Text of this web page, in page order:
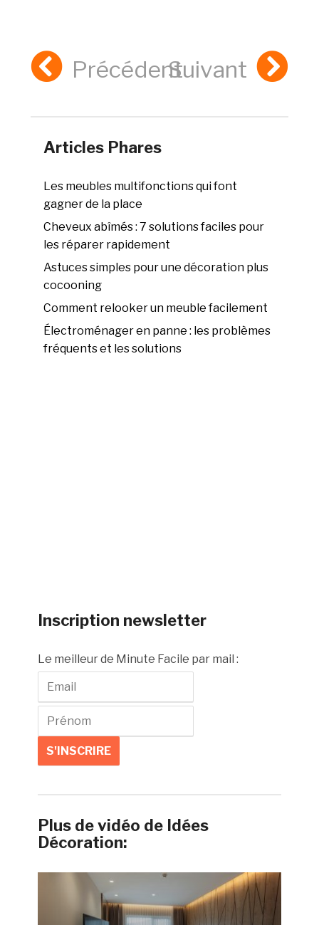
PrécédentSuivant
Articles Phares
Les meubles multifonctions qui font
gagner de la place
Cheveux abîmés : 7 solutions faciles pour
les réparer rapidement
Astuces simples pour une décoration plus
cocooning
Comment relooker un meuble facilement
Électroménager en panne : les problèmes
fréquents et les solutions
Inscription newsletter
Le meilleur de Minute Facile par mail :
Plus de vidéo de Idées
Décoration: